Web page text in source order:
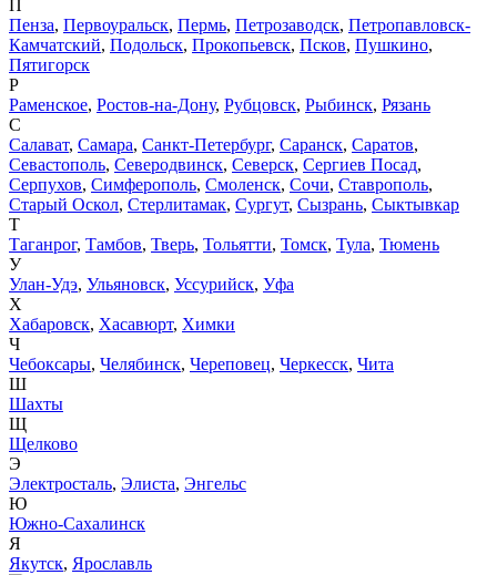
П
Пенза, Первоуральск, Пермь, Петрозаводск, Петропавловск-
Камчатский, Подольск, Прокопьевск, Псков, Пушкино,
Пятигорск
Р
Раменское, Ростов-на-Дону, Рубцовск, Рыбинск, Рязань
С
Салават, Самара, Санкт-Петербург, Саранск, Саратов,
Севастополь, Северодвинск, Северск, Сергиев Посад,
Серпухов, Симферополь, Смоленск, Сочи, Ставрополь,
Старый Оскол, Стерлитамак, Сургут, Сызрань, Сыктывкар
Т
Таганрог, Тамбов, Тверь, Тольятти, Томск, Тула, Тюмень
У
Улан-Удэ, Ульяновск, Уссурийск, Уфа
Х
Хабаровск, Хасавюрт, Химки
Ч
Чебоксары, Челябинск, Череповец, Черкесск, Чита
Ш
Шахты
Щ
Щелково
Э
Электросталь, Элиста, Энгельс
Ю
Южно-Сахалинск
Я
Якутск, Ярославль